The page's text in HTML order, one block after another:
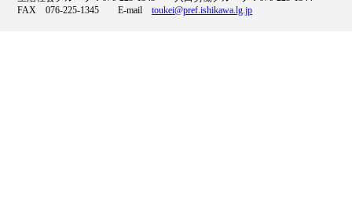
FAX 076-225-1345 E-mail toukei@pref.ishikawa.lg.jp